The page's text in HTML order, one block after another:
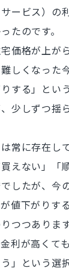
ービス）の
たのです。
価格が上が
しくなった
する」とい
少しずつ揺
常に存在し
えない」「
したが、今
値下がりす
つつあります
利が高くて
」という選